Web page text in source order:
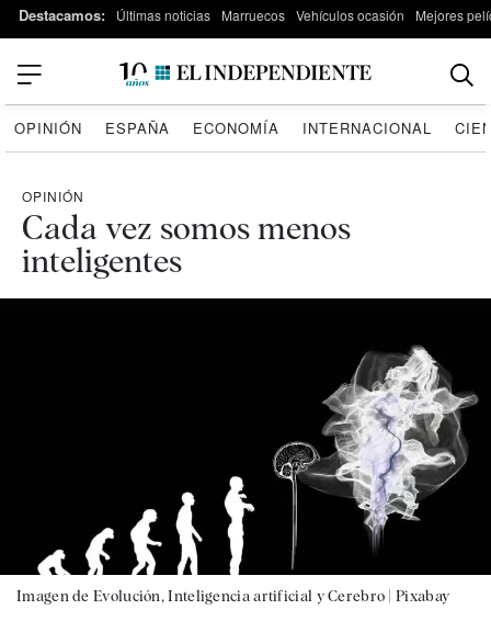
Destacamos: Últimas noticias Marruecos Vehículos ocasión Mejores
OPINIÓN ESPAÑA ECONOMÍA INTERNACIONAL
OPINIÓN
Cada vez somos menos
inteligentes
Imagen de Evolución, Inteligencia artificial y Cerebro |Pixabay